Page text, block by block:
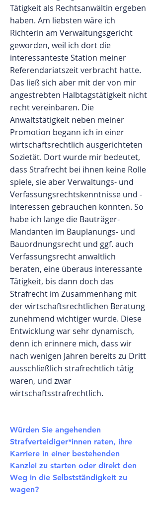
Tätigkeit als Rechtsanwältin ergeben
haben. Am liebsten wäre ich
Richterin am Verwaltungsgericht
geworden, weil ich dort die
interessanteste Station meiner
Referendariatszeit verbracht hatte.
Das ließ sich aber mit der von mir
angestrebten Halbtagstätigkeit nicht
recht vereinbaren. Die
Anwaltstätigkeit neben meiner
Promotion begann ich in einer
wirtschaftsrechtlich ausgerichteten
Sozietät. Dort wurde mir bedeutet,
dass Strafrecht bei ihnen keine Rolle
spiele, sie aber Verwaltungs- und
Verfassungsrechtskenntnisse und -
interessen gebrauchen könnten. So
habe ich lange die Bauträger-
Mandanten im Bauplanungs- und
Bauordnungsrecht und ggf. auch
Verfassungsrecht anwaltlich
beraten, eine überaus interessante
Tätigkeit, bis dann doch das
Strafrecht im Zusammenhang mit
der wirtschaftsrechtlichen Beratung
zunehmend wichtiger wurde. Diese
Entwicklung war sehr dynamisch,
denn ich erinnere mich, dass wir
nach wenigen Jahren bereits zu Dritt
ausschließlich strafrechtlich tätig
waren, und zwar
wirtschaftsstrafrechtlich.
Würden Sie angehenden
Strafverteidiger*innen raten, ihre
Karriere in einer bestehenden
Kanzlei zu starten oder direkt den
Weg in die Selbstständigkeit zu
wagen?